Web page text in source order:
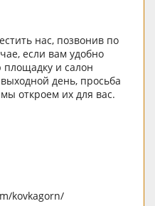
нас, позвонив по
если вам удобно
и салон
день, просьба
откроем их для вас.
kovkagorn/